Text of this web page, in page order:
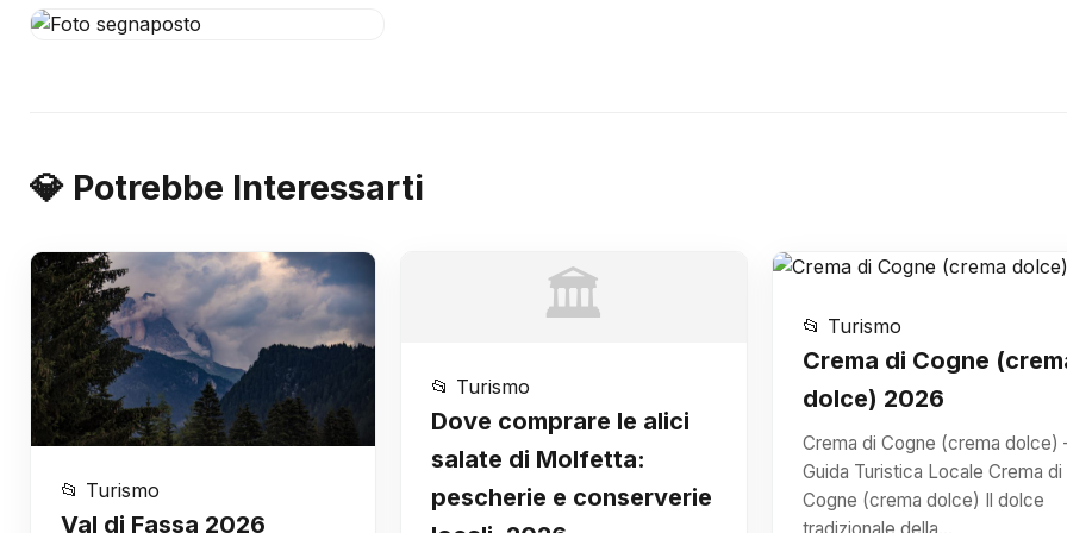
💎 Potrebbe Interessarti
📂 Turismo
Val di Fassa 2026
🏛️
📂 Turismo
Dove comprare le alici
salate di Molfetta:
pescherie e conserverie
📂 Turismo
Crema di Cogne
dolce) 2026
Crema di Cogne (crema dolce)
Guida Turistica Locale Crema di
Cogne (crema dolce) Il dolce